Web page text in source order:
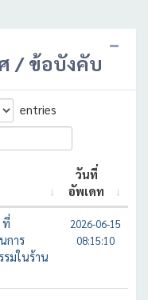
/ ข้อบังคับ
entries
วันที่
อัพเดท
ที่
การ
มในร้าน
2026-06-15
08:15:10